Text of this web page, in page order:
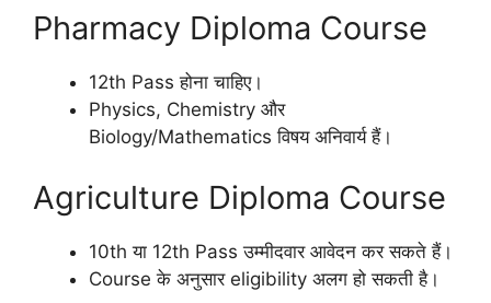
Pharmacy Diploma Course
12th Pass होना चाहिए।
Physics, Chemistry और
Biology/Mathematics विषय अनिवार्य हैं।
Agriculture Diploma Course
10th या 12th Pass उम्मीदवार आवेदन कर सकते हैं।
Course के अनुसार eligibility अलग हो सकती है।